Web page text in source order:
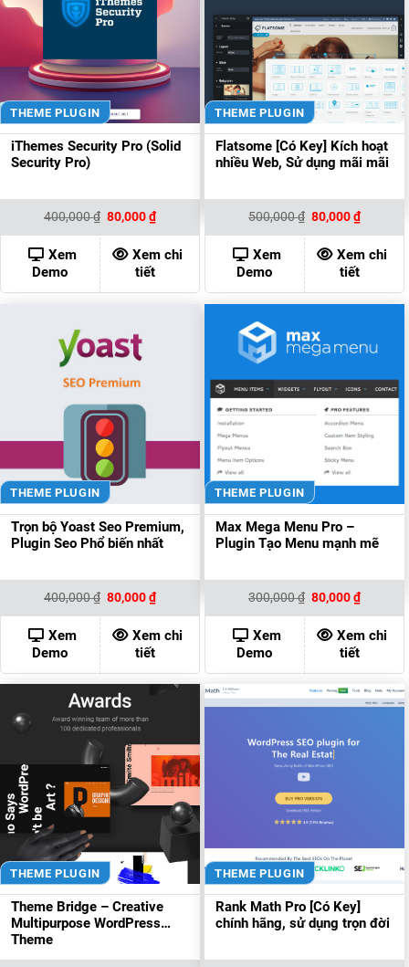
THEME PLUGIN
iThemes Security Pro (Solid
Security Pro)
400,000₫ Giá
gốc
là:
400,000 ₫.
80,000₫Giá
hiện
tại
là:
80,000 ₫.
Xem
Demo
Xem chi
tiết
THEME PLUGIN
Flatsome [Có Key] Kích hoạt
nhiều Web, Sử dụng mãi mãi
500,000₫ Giá
gốc
là:
500,000 ₫.
80,000₫Giá
hiện
tại
là:
80,000
Xem
Demo
Xem chi
tiết
THEME PLUGIN
Trọn bộ Yoast Seo Premium,
Plugin Seo Phổ biến nhất
400,000₫ Giá
gốc
là:
400,000 ₫.
80,000₫Giá
hiện
tại
là:
80,000 ₫.
Xem
Demo
Xem chi
tiết
THEME PLUGIN
Max Mega Menu Pro –
Plugin Tạo Menu mạnh mẽ
300,000₫ Giá
gốc
là:
300,000 ₫.
80,000₫Giá
hiện
tại
là:
80,000
Xem
Demo
Xem chi
tiết
THEME PLUGIN
Theme Bridge – Creative
Multipurpose WordPress
Theme
THEME PLUGIN
Rank Math Pro [Có Key]
chính hãng, sử dụng trọn đời